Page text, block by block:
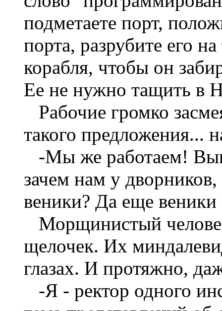
подметаете порт,
порта, разрубите его
корабля, чтобы он
Ее не нужно тащить в
Рабочие громко
такого предложения...
-Мы же работаем!
зачем нам у
веники? Да еще
Морщинистый
щелочек. Их
глазах. И протяжно,
-Я - ректор одного